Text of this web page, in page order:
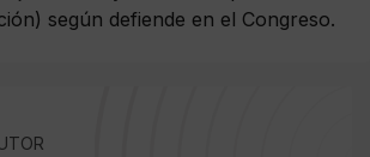
según defiende en el Congreso.